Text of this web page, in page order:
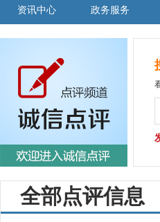
资讯中心 政务服务
全部点评信息